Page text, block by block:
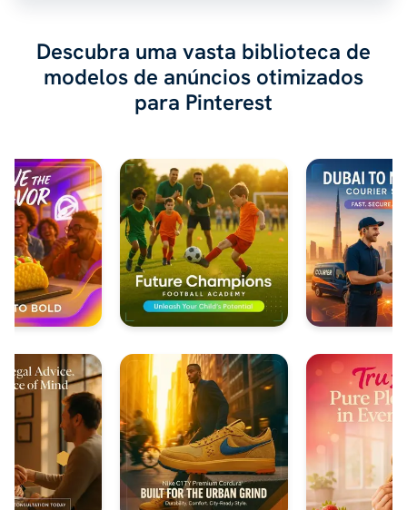
Descubra uma vasta biblioteca de
modelos de anúncios otimizados
para Pinterest